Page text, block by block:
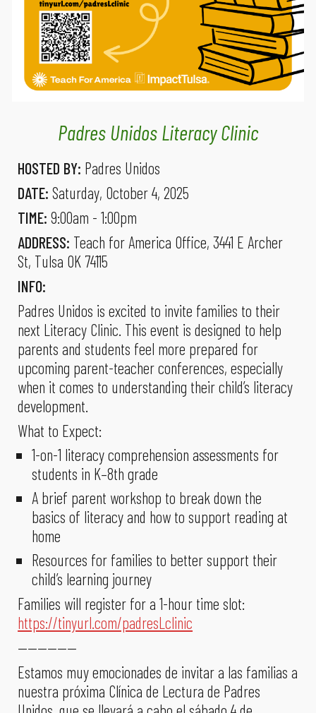
Padres Unidos Literacy Clinic
HOSTED BY: Padres Unidos
DATE: Saturday, October 4, 2025
TIME: 9:00am -1:00pm
ADDRESS: Teach for America Office, 3441 E Archer
St, Tulsa OK 74115
INFO:
Padres Unidos is excited to invite families to their
next Literacy Clinic. This event is designed to help
parents and students feel more prepared for
upcoming parent-teacher conferences, especially
when it comes to understanding their child’s literacy
development.
What to Expect:
1-on-1 literacy comprehension assessments for
students in K–8th grade
A brief parent workshop to break down the
basics of literacy and how to support reading at
home
Resources for families to better support their
child’s learning journey
Families will register for a 1-hour time slot:
https://tinyurl.com/padresLclinic
——————
Estamos muy emocionades de invitar a las familias a
nuestra próxima Clínica de Lectura de Padres